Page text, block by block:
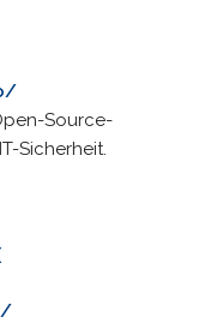
Source-
Sicherheit.